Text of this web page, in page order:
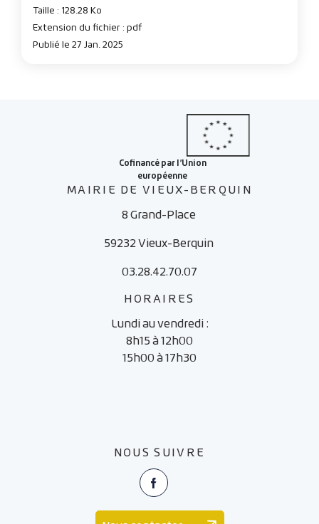
Taille : 128.28 Ko
Extension du fichier : pdf
Publié le 27 Jan. 2025
MAIRIE DE VIEUX-BERQUIN
8 Grand-Place
59232 Vieux-Berquin
03.28.42.70.07
HORAIRES
Lundi au vendredi :
8h15 à 12h00
15h00 à 17h30
NOUS SUIVRE
Facebook